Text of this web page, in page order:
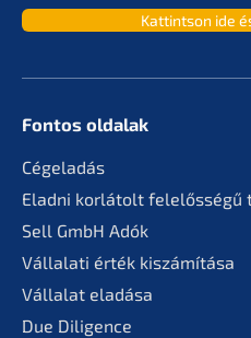
Kattint­son ide
Fontos oldalak
Cégela­dás
Eladni korlá­tolt felelős­sé­gű
Sell GmbH Adók
Vállala­ti érték kiszámítása
Válla­lat eladása
Due Diligence